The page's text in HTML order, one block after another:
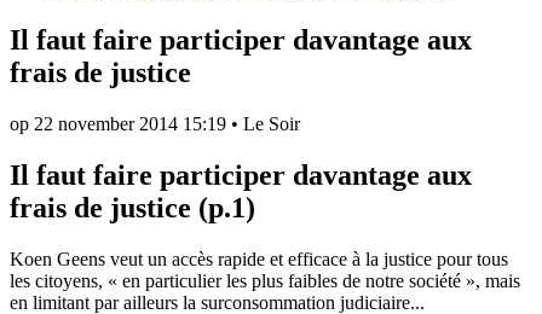
Il faut faire participer davantage aux
frais de justice
op 22 november 2014 15:19 • Le Soir
Il faut faire participer davantage aux
frais de justice (p.1)
Koen Geens veut un accès rapide et efficace à la justice pour tous
les citoyens, « en particulier les plus faibles de notre société », mais
en limitant par ailleurs la surconsommation judiciaire...